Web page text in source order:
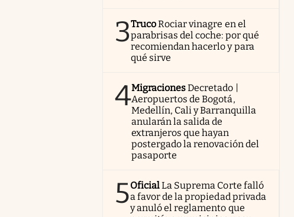
3TrucoRociar vinagre en el
parabrisas del coche: por qué
recomiendan hacerlo y para
qué sirve
4MigracionesDecretado |
Aeropuertos de Bogotá,
Medellín, Cali y Barranquilla
anularán la salida de
extranjeros que hayan
postergado la renovación del
pasaporte
5OficialLa Suprema Corte falló
a favor de la propiedad privada
y anuló el reglamento que